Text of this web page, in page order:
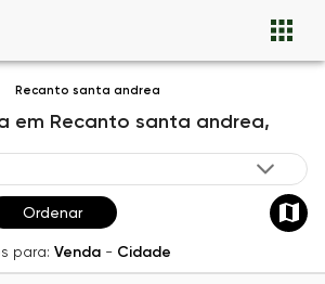
Recanto santa andrea
em Recanto santa andrea,
Ordenar
para: Venda - Cidade